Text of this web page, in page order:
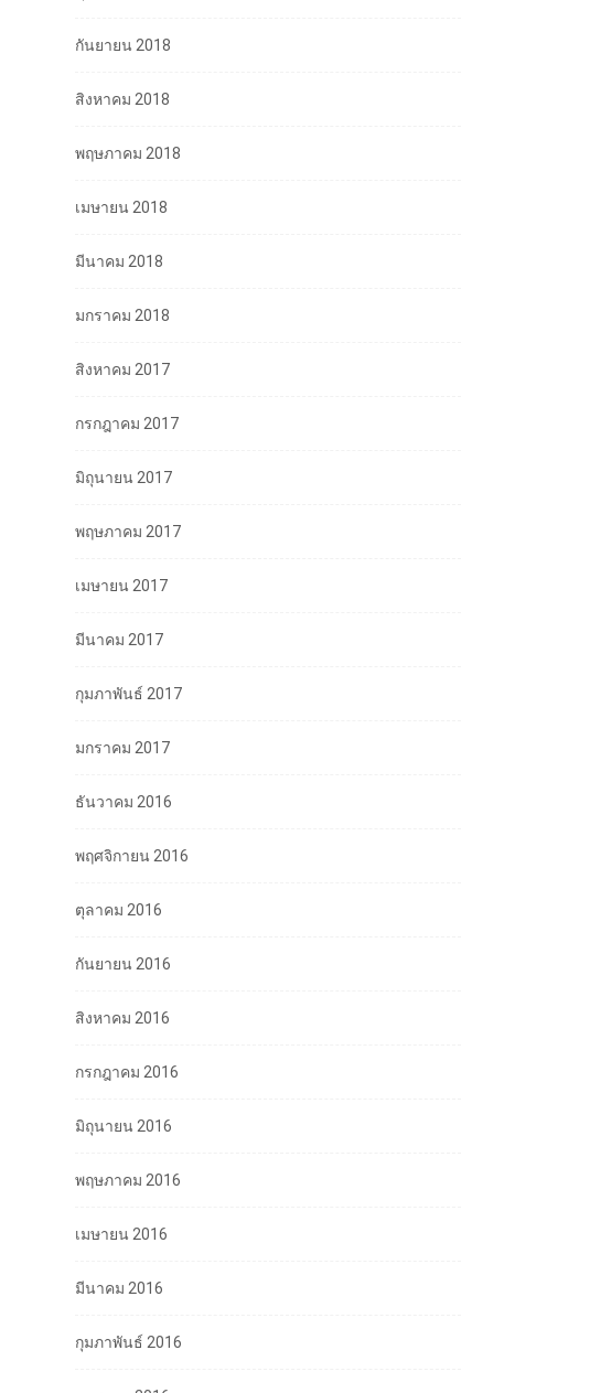
กันยายน 2018
สิงหาคม 2018
พฤษภาคม 2018
เมษายน 2018
มีนาคม 2018
มกราคม 2018
สิงหาคม 2017
กรกฎาคม 2017
มิถุนายน 2017
พฤษภาคม 2017
เมษายน 2017
มีนาคม 2017
กุมภาพันธ์ 2017
มกราคม 2017
ธันวาคม 2016
พฤศจิกายน 2016
ตุลาคม 2016
กันยายน 2016
สิงหาคม 2016
กรกฎาคม 2016
มิถุนายน 2016
พฤษภาคม 2016
เมษายน 2016
มีนาคม 2016
กุมภาพันธ์ 2016